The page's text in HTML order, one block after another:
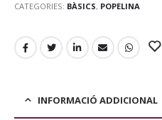
CATEGORIES: BÀSICS, POPELINA
INFORMACIÓ ADDICIONAL